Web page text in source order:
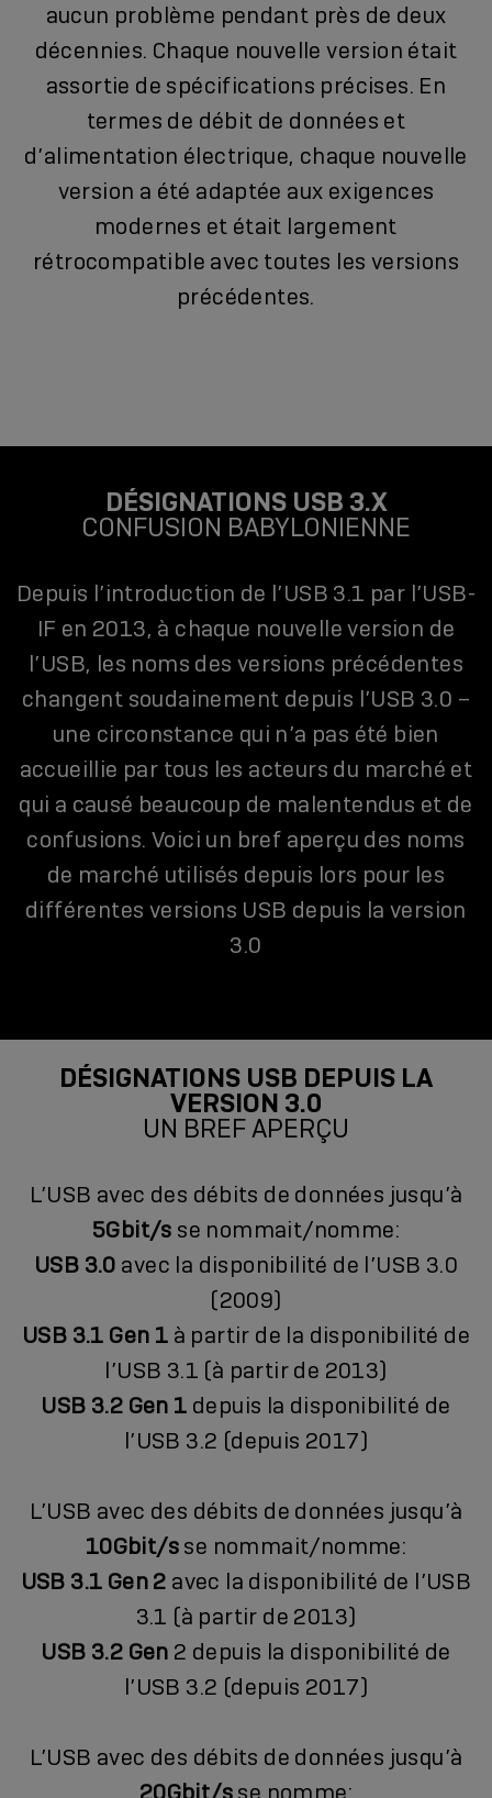
aucun problème pendant près de deux
décennies. Chaque nouvelle version était
assortie de spécifications précises. En
termes de débit de données et
d’alimentation électrique, chaque nouvelle
version a été adaptée aux exigences
modernes et était largement
rétrocompatible avec toutes les versions
précédentes.
DÉSIGNATIONS USB 3.X
CONFUSION BABYLONIENNE
Depuis l’introduction de l’USB 3.1 par l’USB-
IF en 2013, à chaque nouvelle version de
l’USB, les noms des versions précédentes
changent soudainement depuis l’USB 3.0 –
une circonstance qui n’a pas été bien
accueillie par tous les acteurs du marché et
qui a causé beaucoup de malentendus et de
confusions. Voici un bref aperçu des noms
de marché utilisés depuis lors pour les
différentes versions USB depuis la version
3.0
DÉSIGNATIONS USB DEPUIS LA
VERSION 3.0
UN BREF APERÇU
L’USB avec des débits de données jusqu’à
5Gbit/s se nommait/nomme:
USB 3.0 avec la disponibilité de l’USB 3.0
(2009)
USB 3.1 Gen 1 à partir de la disponibilité de
l’USB 3.1 (à partir de 2013)
USB 3.2 Gen 1 depuis la disponibilité de
l’USB 3.2 (depuis 2017)
L’USB avec des débits de données jusqu’à
10Gbit/sse nommait/nomme:
USB 3.1 Gen 2 avec la disponibilité de l’USB
3.1 (à partir de 2013)
USB 3.2 Gen 2 depuis la disponibilité de
l’USB 3.2 (depuis 2017)
L’USB avec des débits de données jusqu’à